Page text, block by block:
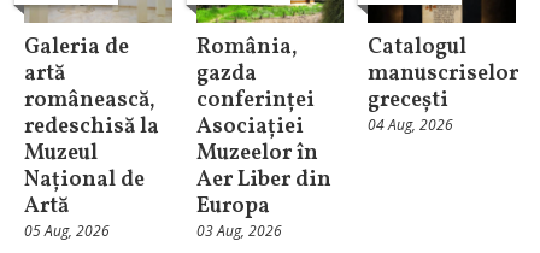
Galeria de
artă
românească,
redeschisă la
Muzeul
Național de
Artă
05 Aug, 2026
România,
gazda
conferinței
Asociației
Muzeelor în
Aer Liber din
Europa
03 Aug, 2026
Catalogul
manuscriselor
grecești
04 Aug, 2026